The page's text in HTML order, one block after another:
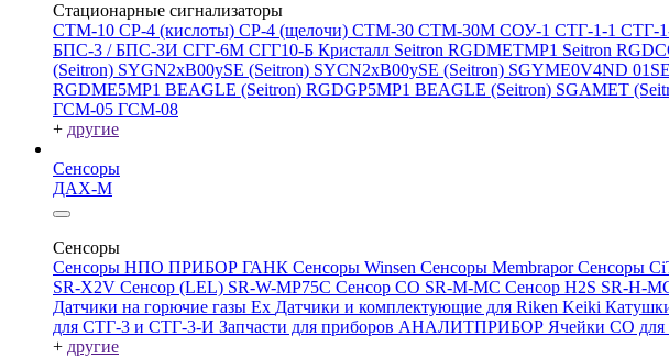
Стационарные сигнализаторы
СТМ-10 СР-4 (кислоты) СР-4 (щелочи) СТМ-30 СТМ-30М СОУ-1 СТГ-1-1 СТГ-
БПС-3 / БПС-3И СГГ-6М СГГ10-Б Кристалл Seitron RGDMETMP1 Seitron
(Seitron) SYGN2xB00ySE (Seitron) SYCN2xB00ySE (Seitron) SGYME0V4ND
RGDME5MP1 BEAGLE (Seitron) RGDGP5MP1 BEAGLE (Seitron) SGAMET
ГСМ-05 ГСМ-08
+ другие
Сенсоры
ДАХ-М
Сенсоры
Сенсоры НПО ПРИБОР ГАНК Сенсоры Winsen Сенсоры MembraporСенсоры
SR-X2V Сенсор (LEL) SR-W-MP75C Сенсор CO SR-M-MC Сенсор H2S SR-H-
Датчики на горючие газы Ex Датчики и комплектующие для Riken Keiki
для СТГ-3 и СТГ-3-И Запчасти для приборов АНАЛИТПРИБОР Ячейки CO
+ другие